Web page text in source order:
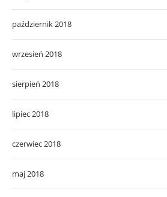
październik 2018
wrzesień 2018
sierpień 2018
lipiec 2018
czerwiec 2018
maj 2018